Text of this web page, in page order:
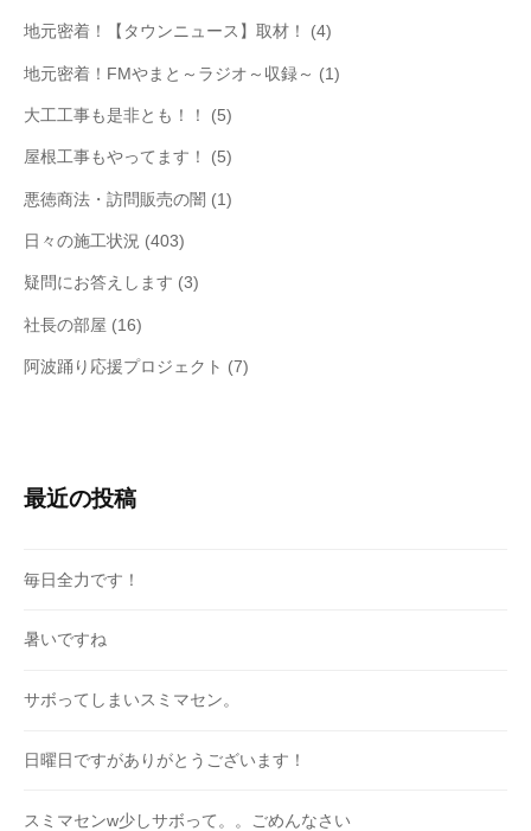
地元密着！【タウンニュース】取材！ (4)
地元密着！FMやまと～ラジオ～収録～ (1)
大工工事も是非とも！！ (5)
屋根工事もやってます！ (5)
悪徳商法・訪問販売の闇 (1)
日々の施工状況 (403)
疑問にお答えします (3)
社長の部屋 (16)
阿波踊り応援プロジェクト (7)
最近の投稿
毎日全力です！
暑いですね
サボってしまいスミマセン。
日曜日ですがありがとうございます！
スミマセンw少しサボって。。ごめんなさい